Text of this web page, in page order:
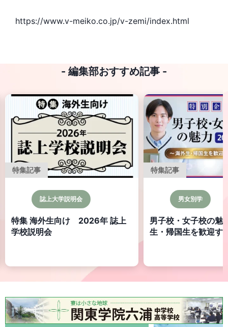
https://www.v-meiko.co.jp/v-zemi/index.html
- 編集部おすすめ記事 -
特集記事
誌上大学説明会
特集 海外生向け 2026年 誌上
学校説明会
特集記事
男女別学
男子校・女子校の魅
生・帰国生を歓迎す